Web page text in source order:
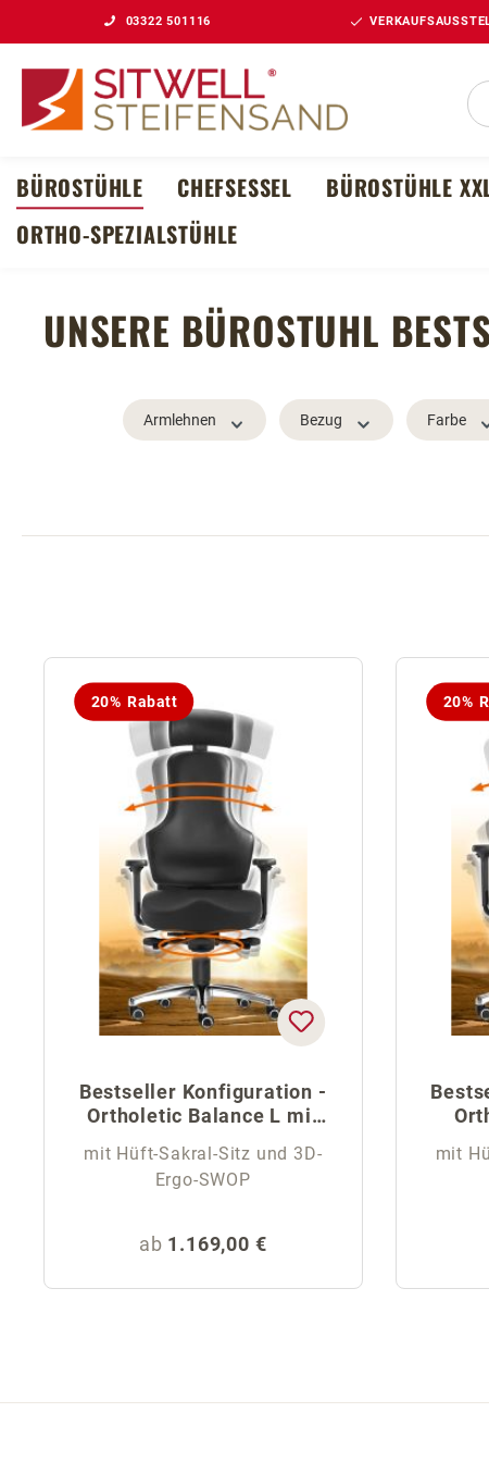
Hauptinhalt springen
Zur Suche springen
Zur Hauptnavigation springen
03322 501116
BÜROSTÜHLE CHEFSESSEL BÜROSTÜHLE
ORTHO-SPEZIALSTÜHLE
UNSERE BÜROSTUHL
Armlehnen Bezug Farbe
20% Rabatt
Bestseller Konfiguration -
Ortholetic Balance L mit
mit Hüft-Sakral-Sitz und 3D-
Ergo-SWOP
Regulärer Preis:
ab 1.169,00 €
20%
mit